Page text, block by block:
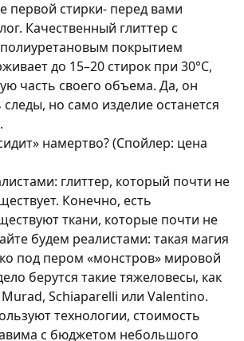
первой стирки- перед вами
Качественный глиттер с
покрытием
до 15–20 стирок при 30°C,
часть своего объема. Да, он
следы, но само изделие останется
намертво? (Спойлер: цена
глиттер, который почти не
Конечно, есть
ткани, которые почти не
будем реалистами: такая магия
под пером «монстров» мировой
берутся такие тяжеловесы, как
Murad, Schiaparelli или Valentino.
технологии, стоимость
с бюджетом небольшого